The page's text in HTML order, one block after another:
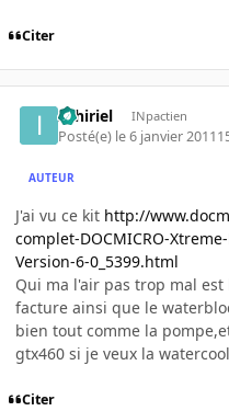
Citer
Ilthiriel INpactien
Posté(e) le 6 janvier 2011
AUTEUR
J'ai vu ce kit http://
complet-DOCMICRO-
Version-6-0_5399.html
Qui ma l'air pas trop mal
facture ainsi que le
bien tout comme la
gtx460 si je veux la
Citer